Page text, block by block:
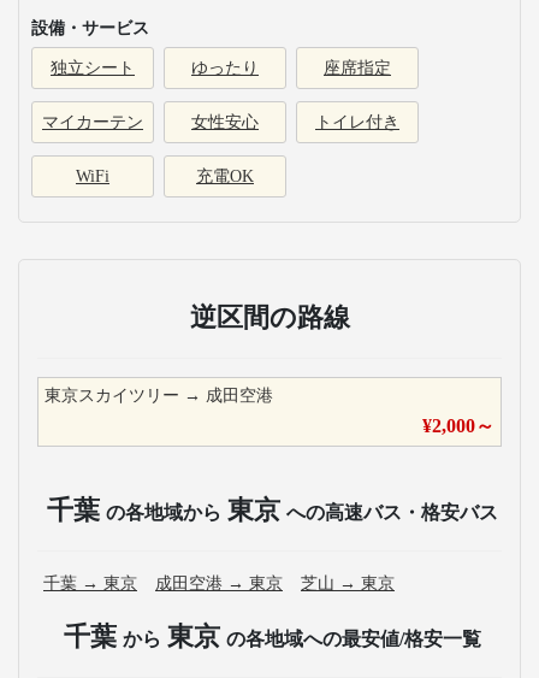
設備・サービス
独立シート ゆったり 座席指定
マイカーテン 女性安心 トイレ付き
WiFi 充電OK
逆区間の路線
東京スカイツリー → 成田空港
¥2,000～
千葉 の各地域から 東京 への高速バス・格安バス
千葉 → 東京 成田空港 → 東京 芝山 → 東京
千葉 から 東京 の各地域への最安値/格安一覧